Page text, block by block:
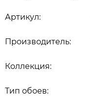
Артикул:
Производитель:
Коллекция:
Тип обоев: